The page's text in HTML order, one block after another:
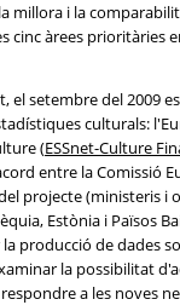
millora i la
cinc àrees prioritàries
el setembre del 2009
culturals:
(ESSnet-Culture
entre la Comissió
projecte (ministeris i
Estònia i Països
producció de dades
la possibilitat
a les noves